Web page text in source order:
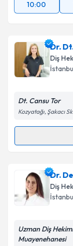
10:00
Dr.
Diş
Dt. Cansu Tor
Kozyatağı, Şakacı
Randevu
Dr. Dt.
oluşturun.
takvim
Dr.
Diş
Uzman Diş
Muayenehanesi